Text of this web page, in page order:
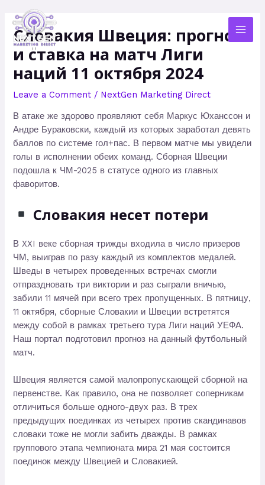
content
Словакия Швеция: прогноз
и ставка на матч Лиги
наций 11 октября 2024
Leave a Comment / NextGen Marketing Direct
В атаке же здорово проявляют себя Маркус Юханссон и
Андре Бураковски, каждый из которых заработал девять
баллов по системе гол+пас. В первом матче мы увидели
голы в исполнении обеих команд. Сборная Швеции
подошла к ЧМ-2025 в статусе одного из главных
фаворитов.
Словакия несет потери
В XXI веке сборная трижды входила в число призеров
ЧМ, выиграв по разу каждый из комплектов медалей.
Шведы в четырех проведенных встречах смогли
отпраздновать три виктории и раз сыграли вничью,
забили 11 мячей при всего трех пропущенных. В пятницу,
11 октября, сборные Словакии и Швеции встретятся
между собой в рамках третьего тура Лиги наций УЕФА.
Наш портал подготовил прогноз на данный футбольный
матч.
Швеция является самой малопропускающей сборной на
первенстве. Как правило, она не позволяет соперникам
отличиться больше одного-двух раз. В трех
предыдущих поединках из четырех против скандинавов
словаки тоже не могли забить дважды. В рамках
группового этапа чемпионата мира 21 мая состоится
поединок между Швецией и Словакией.